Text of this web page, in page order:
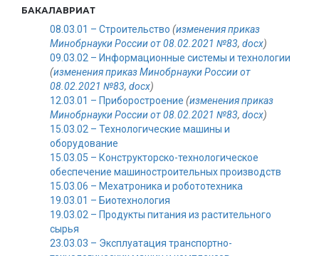
БАКАЛАВРИАТ
08.03.01 – Строительство (изменения приказ
Минобрнауки России от 08.02.2021 №83, docx)
09.03.02 – Информационные системы и технологии
(изменения приказ Минобрнауки России от
08.02.2021 №83, docx)
12.03.01 – Приборостроение (изменения приказ
Минобрнауки России от 08.02.2021 №83, docx)
15.03.02 – Технологические машины и
оборудование
15.03.05 – Конструкторско-технологическое
обеспечение машиностроительных производств
15.03.06 – Мехатроника и робототехника
19.03.01 – Биотехнология
19.03.02 – Продукты питания из растительного
сырья
23.03.03 – Эксплуатация транспортно-